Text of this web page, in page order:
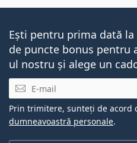
Ești pentru prima dată
de puncte bonus pentru
ul nostru și alege un
E-mail
Prin trimitere, sunteți de acord
dumneavoastră personale.